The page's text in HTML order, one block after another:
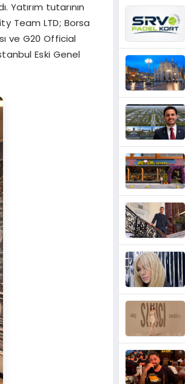
tutarının
Team LTD; Borsa
ve G20 Official
Eski Genel